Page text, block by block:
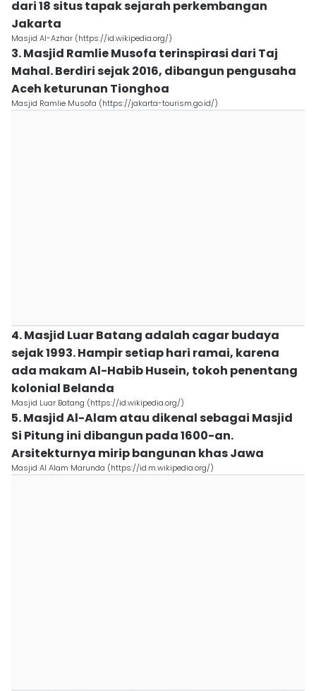
dari 18 situs tapak sejarah perkembangan
Jakarta
Masjid Al-Azhar (https://id.wikipedia.org/)
3. Masjid Ramlie Musofa terinspirasi dari Taj
Mahal. Berdiri sejak 2016, dibangun pengusaha
Aceh keturunan Tionghoa
Masjid Ramlie Musofa (https://jakarta-tourism.go.id/)
4. Masjid Luar Batang adalah cagar budaya
sejak 1993. Hampir setiap hari ramai, karena
ada makam Al-Habib Husein, tokoh penentang
kolonial Belanda
Masjid Luar Batang (https://id.wikipedia.org/)
5. Masjid Al-Alam atau dikenal sebagai Masjid
Si Pitung ini dibangun pada 1600-an.
Arsitekturnya mirip bangunan khas Jawa
Masjid Al Alam Marunda (https://id.m.wikipedia.org/)